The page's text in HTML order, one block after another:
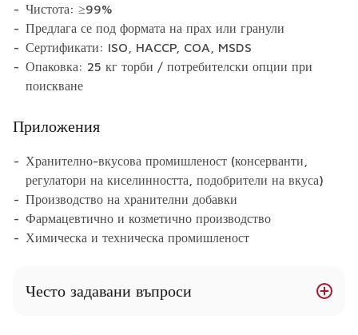
Чистота: ≥99%
Предлага се под формата на прах или гранули
Сертификати: ISO, HACCP, COA, MSDS
Опаковка: 25 кг торби / потребителски опции при
поискване
Приложения
Хранително-вкусова промишленост (консерванти,
регулатори на киселинността, подобрители на вкуса)
Производство на хранителни добавки
Фармацевтично и козметично производство
Химическа и техническа промишленост
Често задавани въпроси